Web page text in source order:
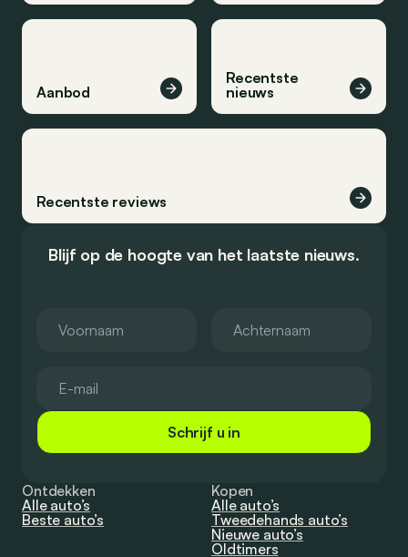
Aanbod
Recentste
nieuws
Recentste reviews
Blijf op de hoogte van het laatste nieuws.
Schrijf u in
Ontdekken
Alle auto’s
Beste auto’s
Kopen
Alle auto’s
Tweedehands auto’s
Nieuwe auto’s
Oldtimers